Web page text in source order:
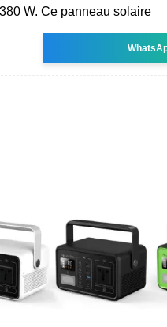
W. Ce panneau solaire